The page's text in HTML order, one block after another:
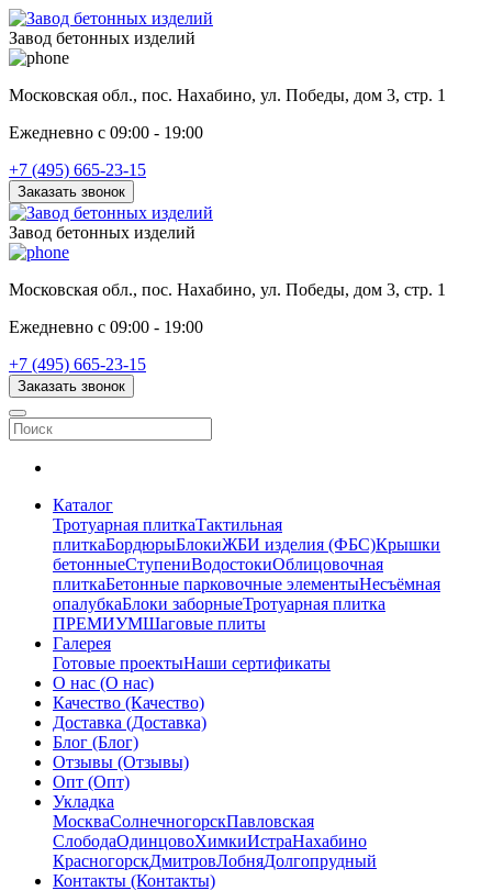
Завод бетонных изделий
Московская обл., пос. Нахабино, ул. Победы, дом 3, стр. 1
Ежедневно с 09:00 - 19:00
+7 (495) 665-23-15
Заказать звонок
Завод бетонных изделий
Московская обл., пос. Нахабино, ул. Победы, дом 3, стр. 1
Ежедневно с 09:00 - 19:00
+7 (495) 665-23-15
Заказать звонок
Каталог
Тротуарная плиткаТактильная
плиткаБордюрыБлокиЖБИ изделия (ФБС)Крышки
бетонныеСтупениВодостокиОблицовочная
плиткаБетонные парковочные элементыНесъёмная
опалубкаБлоки заборныеТротуарная плитка
ПРЕМИУМШаговые плиты
Галерея
Готовые проектыНаши сертификаты
О нас (О нас)
Качество (Качество)
Доставка (Доставка)
Блог (Блог)
Отзывы (Отзывы)
Опт (Опт)
Укладка
МоскваСолнечногорскПавловская
СлободаОдинцовоХимкиИстраНахабино
КрасногорскДмитровЛобняДолгопрудный
Контакты (Контакты)